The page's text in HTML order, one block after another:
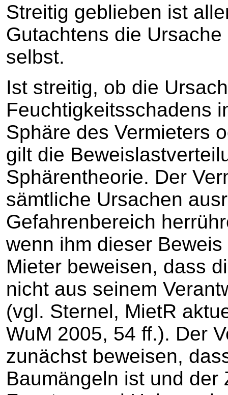
Streitig geblieben ist
Gutachtens die
selbst.
Ist streitig, ob die
Feuchtigkeitsschadens
Sphäre des Vermieters
gilt die
Sphärentheorie. Der
sämtliche Ursachen
Gefahrenbereich
wenn ihm dieser
Mieter beweisen, dass
nicht aus seinem
(vgl. Sternel, MietR
WuM 2005, 54 ff.). Der
zunächst beweisen,
Baumängeln ist und der